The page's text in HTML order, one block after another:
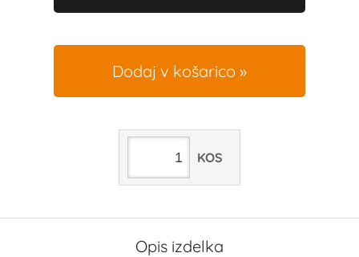
Dodaj v košarico
KOS
Opis izdelka